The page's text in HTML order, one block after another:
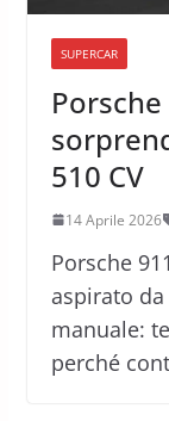
SUPERCAR
Porsche
510 CV
14 Aprile 2026
Porsche
aspirato da
manuale:
perché